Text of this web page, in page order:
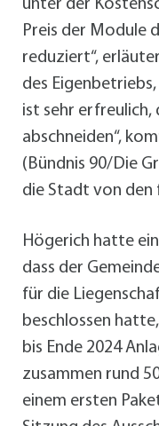
unter der
Preis der Module
reduziert“,
des
ist sehr erfreulich,
abschneiden“,
(Bündnis 90/Die
die Stadt von den
Högerich hatte
dass der
für die
beschlossen
bis Ende 2024
zusammen rund
einem ersten